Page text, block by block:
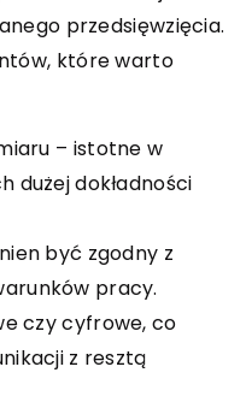
przedsięwzięcia.
które warto
– istotne w
dużej dokładności
być zgodny z
pracy.
czy cyfrowe, co
z resztą